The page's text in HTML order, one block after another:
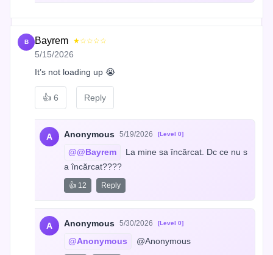
B Bayrem ★☆☆☆☆
5/15/2026
It’s not loading up 😭
👍 6 Reply
A Anonymous 5/19/2026 [Level 0]
@@Bayrem
La mine sa încărcat. Dc ce nu s
a încărcat????
👍 12 Reply
A Anonymous 5/30/2026 [Level 0]
@Anonymous @Anonymous